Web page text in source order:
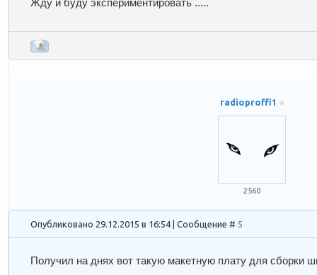
Жду и буду экспериментировать .....
radioproffi1
2560
Опубликовано 29.12.2015 в 16:54 | Сообщение #5
Получил на днях вот такую макетную плату для сборки